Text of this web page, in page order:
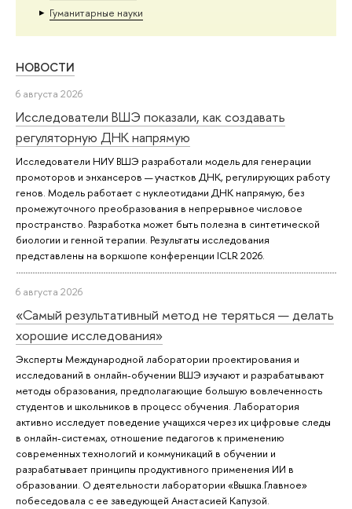
Гуманитарные науки
НОВОСТИ
6 августа 2026
Исследователи ВШЭ показали, как создавать
регуляторную ДНК напрямую
Исследователи НИУ ВШЭ разработали модель для генерации
промоторов и энхансеров — участков ДНК, регулирующих работу
генов. Модель работает с нуклеотидами ДНК напрямую, без
промежуточного преобразования в непрерывное числовое
пространство. Разработка может быть полезна в синтетической
биологии и генной терапии. Результаты исследования
представлены на воркшопе конференции ICLR 2026.
6 августа 2026
«Самый результативный метод не теряться — делать
хорошие исследования»
Эксперты Международной лаборатории проектирования и
исследований в онлайн-обучении ВШЭ изучают и разрабатывают
методы образования, предполагающие большую вовлеченность
студентов и школьников в процесс обучения. Лаборатория
активно исследует поведение учащихся через их цифровые следы
в онлайн-системах, отношение педагогов к применению
современных технологий и коммуникаций в обучении и
разрабатывает принципы продуктивного применения ИИ в
образовании. О деятельности лаборатории «Вышка.Главное»
побеседовала с ее заведующей Анастасией Капузой.